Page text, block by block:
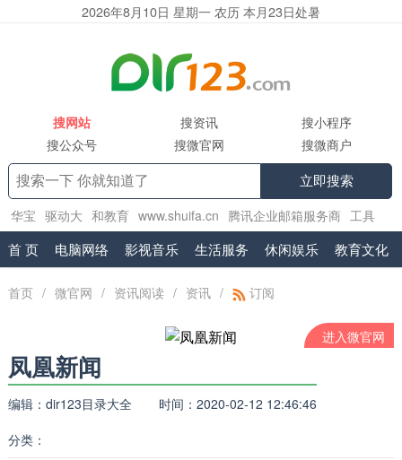
2026年8月10日 星期一 农历 本月23日处暑
搜网站 搜资讯
搜小程序
搜公众号
搜微官网 搜微商户
立即搜索
华宝 驱动大 和教育 www.shuifa.cn 腾讯企业邮箱服务商 工具
精品小说网 .vr exmail.pro
首 页 电脑网络 影视音乐 生活服务 休闲娱乐 教育文化
首页 / 微官网 / 资讯阅读 / 资讯 / 订阅
进入微官网
凤凰新闻
编辑：dir123目录大全
时间：2020-02-12 12:46:46
分类：